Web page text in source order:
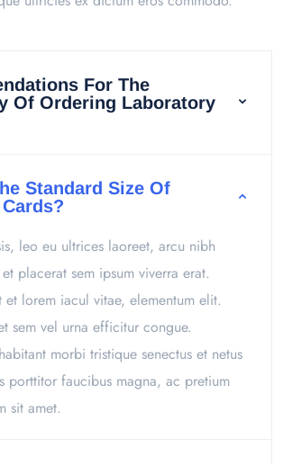
For The
Of Ordering Laboratory
Standard Size Of
leo eu ultrices laoreet, arcu nibh
placerat sem ipsum viverra erat.
et lorem iacul vitae, elementum elit.
sem vel urna efficitur congue.
morbi tristique senectus et netus
porttitor faucibus magna, ac pretium
sit amet.